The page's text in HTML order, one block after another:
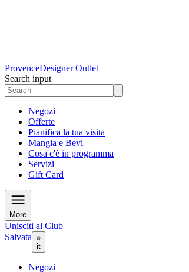
ProvenceDesigner Outlet
Search input
Negozi
Offerte
Pianifica la tua visita
Mangia e Bevi
Cosa c'è in programma
Servizi
Gift Card
More
Unisciti al Club
Salvata
it
Negozi